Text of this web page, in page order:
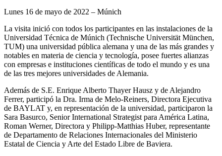
Lunes 16 de mayo de 2022 – Múnich
La visita inició con todos los participantes en las instalaciones de la
Universidad Técnica de Múnich (Technische Universität München,
TUM) una universidad pública alemana y una de las más grandes y
notables en materia de ciencia y tecnología, posee fuertes alianzas
con empresas e instituciones científicas de todo el mundo y es una
de las tres mejores universidades de Alemania.
Además de S.E. Enrique Alberto Thayer Hausz y de Alejandro
Ferrer, participó la Dra. Irma de Melo-Reiners, Directora Ejecutiva
de BAYLAT y, en representación de la universidad, participaron la
Sara Basurco, Senior International Strategist para América Latina,
Roman Werner, Directora y Philipp-Matthias Huber, representante
de Departamento de Relaciones Internacionales del Ministerio
Estatal de Ciencia y Arte del Estado Libre de Baviera.